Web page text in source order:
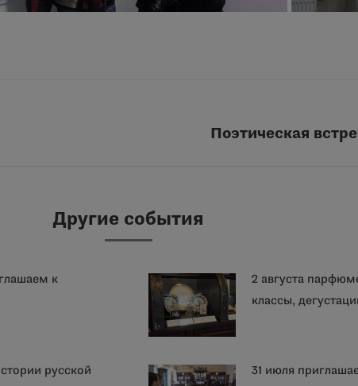
СледующаяПоэтическая
Другие события
к
2 августа
классы,
русской
31 июля